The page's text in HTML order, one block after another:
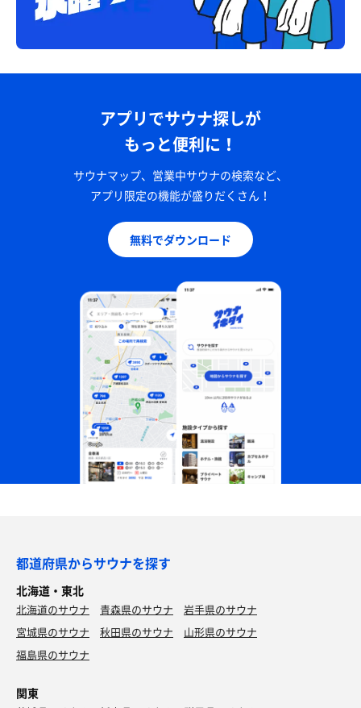
アプリでサウナ探しが
もっと便利に！
サウナマップ、営業中サウナの検索など、
アプリ限定の機能が盛りだくさん！
無料でダウンロード
都道府県からサウナを探す
北海道・東北
北海道のサウナ 青森県のサウナ
岩手県のサウナ
宮城県のサウナ
秋田県のサウナ
山形県のサウナ
福島県のサウナ
関東